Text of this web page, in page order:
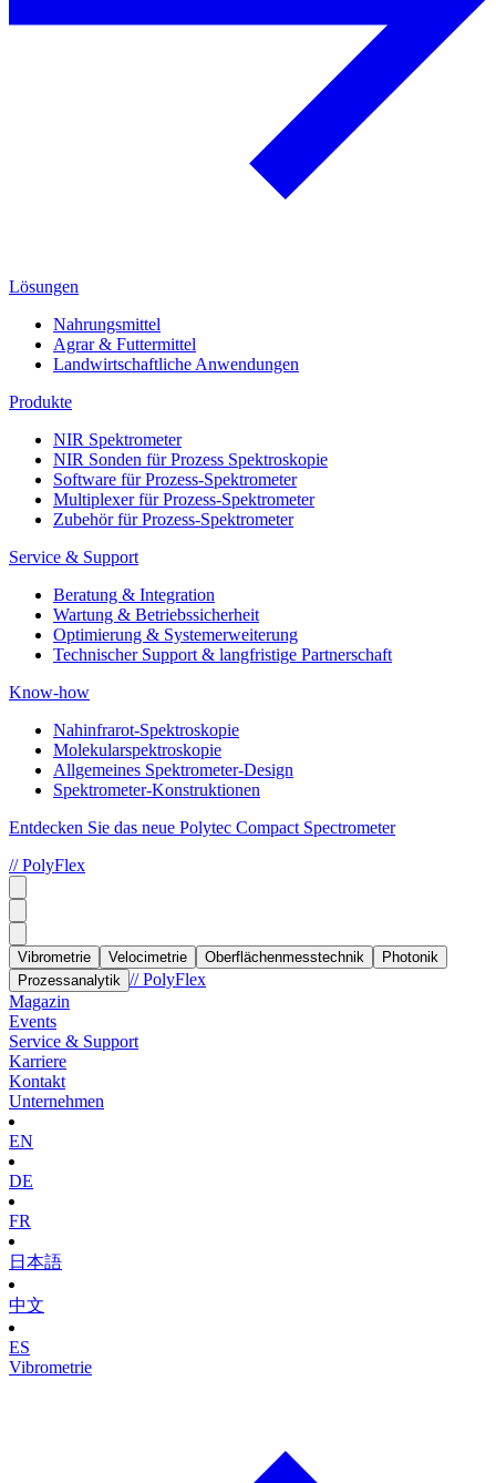
Lösungen
Nahrungsmittel
Agrar & Futtermittel
Landwirtschaftliche Anwendungen
Produkte
NIR Spektrometer
NIR Sonden für Prozess Spektroskopie
Software für Prozess-Spektrometer
Multiplexer für Prozess-Spektrometer
Zubehör für Prozess-Spektrometer
Service & Support
Beratung & Integration
Wartung & Betriebssicherheit
Optimierung & Systemerweiterung
Technischer Support & langfristige Partnerschaft
Know-how
Nahinfrarot-Spektroskopie
Molekularspektroskopie
Allgemeines Spektrometer-Design
Spektrometer-Konstruktionen
Entdecken Sie das neue Polytec Compact Spectrometer
// PolyFlex
Vibrometrie Velocimetrie Oberflächenmesstechnik
Photonik
Prozessanalytik // PolyFlex
Magazin
Events
Service & Support
Karriere
Kontakt
Unternehmen
EN
DE
FR
日本語
中文
ES
Vibrometrie